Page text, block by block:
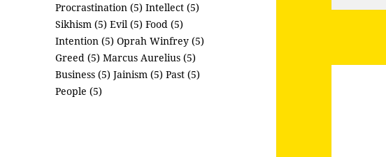
Procrastination (5) Intellect (5)
Sikhism (5) Evil (5) Food (5)
Intention (5) Oprah Winfrey (5)
Greed (5) Marcus Aurelius (5)
Business (5) Jainism (5) Past (5)
People (5)